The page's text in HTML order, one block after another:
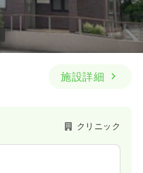
施設詳細
クリニック